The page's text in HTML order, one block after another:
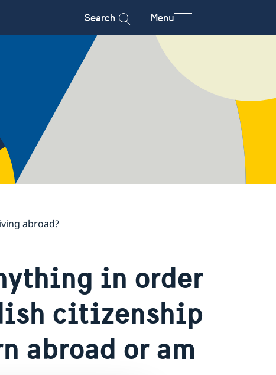
Search Menu
abroad?
in order
citizenship
abroad or am